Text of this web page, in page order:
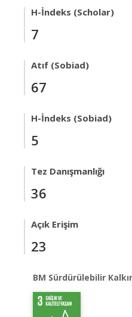
H-İndeks (Scholar)
7
Atıf (Sobiad)
67
H-İndeks (Sobiad)
5
Tez Danışmanlığı
36
Açık Erişim
23
BM Sürdürülebilir